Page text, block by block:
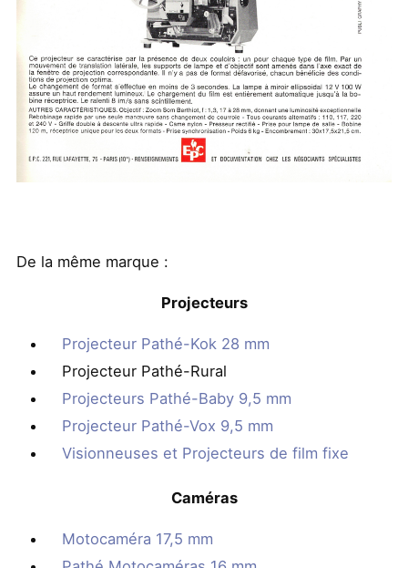
De la même marque :
Projecteurs
Projecteur Pathé-Kok 28 mm
Projecteur Pathé-Rural
Projecteurs Pathé-Baby 9,5 mm
Projecteur Pathé-Vox 9,5 mm
Visionneuses et Projecteurs de film fixe
Caméras
Motocaméra 17,5 mm